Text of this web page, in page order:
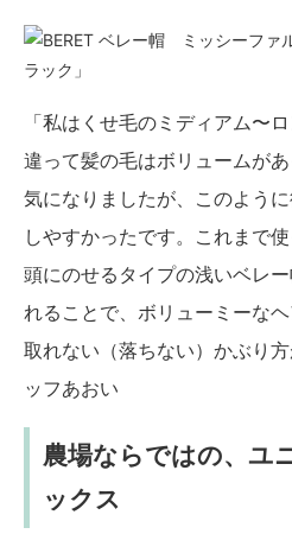
ラック」
「私はくせ毛のミディアム〜
違って髪の毛はボリュームが
気になりましたが、このよう
しやすかったです。これまで
頭にのせるタイプの浅いベレ
れることで、ボリューミーな
取れない（落ちない）かぶり
ッフあおい
農場ならではの、ユ
ックス